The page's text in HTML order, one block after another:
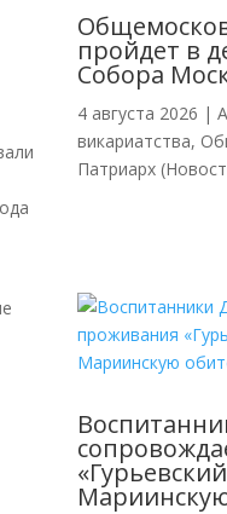
пройдет в
Собора
4 августа 2026 |
викариатства,
Патриарх